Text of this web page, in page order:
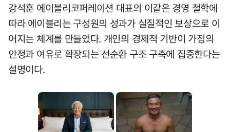
강석훈 에이블리코퍼레이션 대표의 이같은 경영 철학에
따라 에이블리는 구성원의 성과가 실질적인 보상으로 이
어지는 체계를 만들었다. 개인의 경제적 기반이 가정의
안정과 여유로 확장되는 선순환 구조 구축에 집중한다는
설명이다.